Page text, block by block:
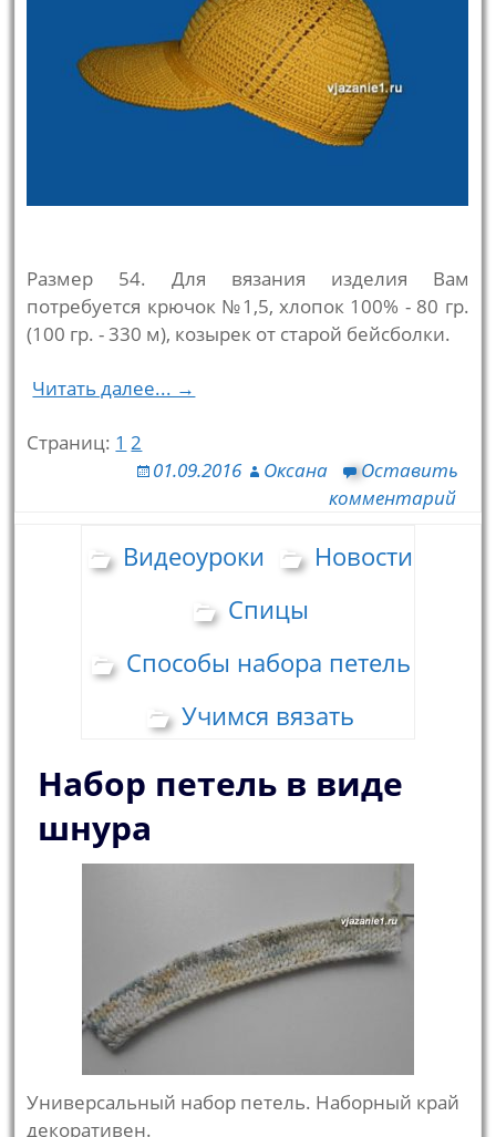
Размер 54. Для вязания изделия Вам
потребуется крючок №1,5, хлопок 100% - 80 гр.
(100 гр. - 330 м), козырек от старой бейсболки.
Читать далее... →
Страниц: 1 2
01.09.2016
Оксана
Оставить
комментарий
Видеоуроки
Новости
Спицы
Способы набора петель
Учимся вязать
Набор петель в виде
шнура
Универсальный набор петель. Наборный край
декоративен.